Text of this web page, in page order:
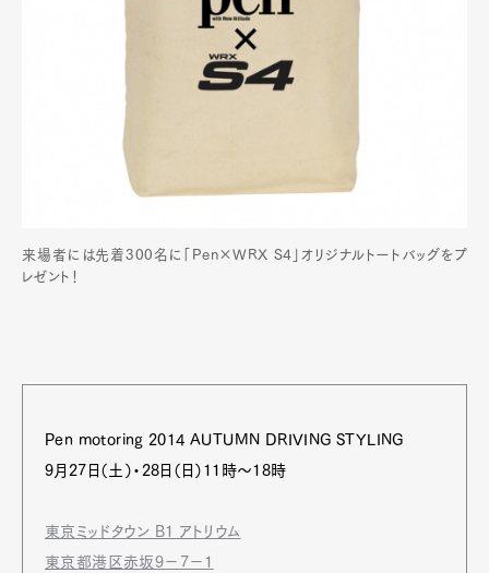
来場者には先着300名に「Pen×WRX S4」オリジナルトートバッグをプ
レゼント！
Pen motoring 2014 AUTUMN DRIVING STYLING
9月27日（土）・28日（日）11時～18時
東京ミッドタウン B1 アトリウム
東京都港区赤坂9−7−1